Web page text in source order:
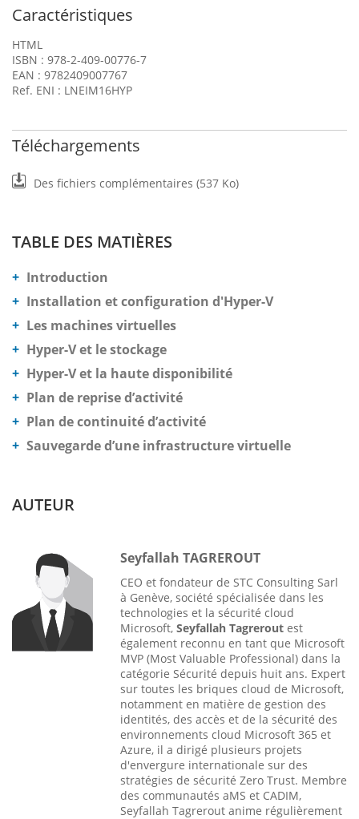
Caractéristiques
HTML
ISBN : 978-2-409-00776-7
EAN : 9782409007767
Ref. ENI : LNEIM16HYP
Téléchargements
Des fichiers complémentaires (537 Ko)
TABLE DES MATIÈRES
Introduction
Installation et configuration d'Hyper-V
Les machines virtuelles
Hyper-V et le stockage
Hyper-V et la haute disponibilité
Plan de reprise d’activité
Plan de continuité d’activité
Sauvegarde d’une infrastructure virtuelle
AUTEUR
Seyfallah TAGREROUT
CEO et fondateur de STC Consulting Sarl
à Genève, société spécialisée dans les
technologies et la sécurité cloud
Microsoft, Seyfallah Tagrerout est
également reconnu en tant que Microsoft
MVP (Most Valuable Professional) dans la
catégorie Sécurité depuis huit ans. Expert
sur toutes les briques cloud de Microsoft,
notamment en matière de gestion des
identités, des accès et de la sécurité des
environnements cloud Microsoft 365 et
Azure, il a dirigé plusieurs projets
d'envergure internationale sur des
stratégies de sécurité Zero Trust. Membre
des communautés aMS et CADIM,
Seyfallah Tagrerout anime régulièrement